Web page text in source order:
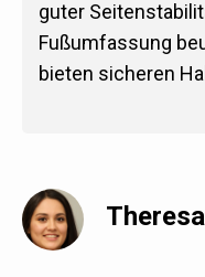
guter
Fußumfassung
bieten sicheren